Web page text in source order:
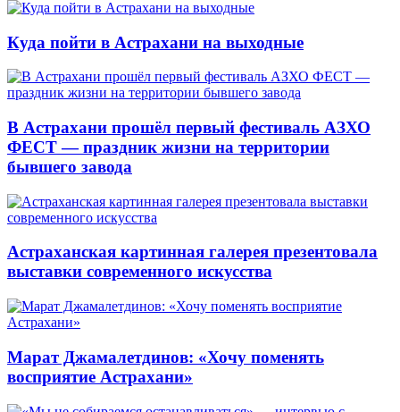
Куда пойти в Астрахани на выходные
В Астрахани прошёл первый фестиваль АЗХО
ФЕСТ — праздник жизни на территории
бывшего завода
Астраханская картинная галерея презентовала
выставки современного искусства
Марат Джамалетдинов: «Хочу поменять
восприятие Астрахани»